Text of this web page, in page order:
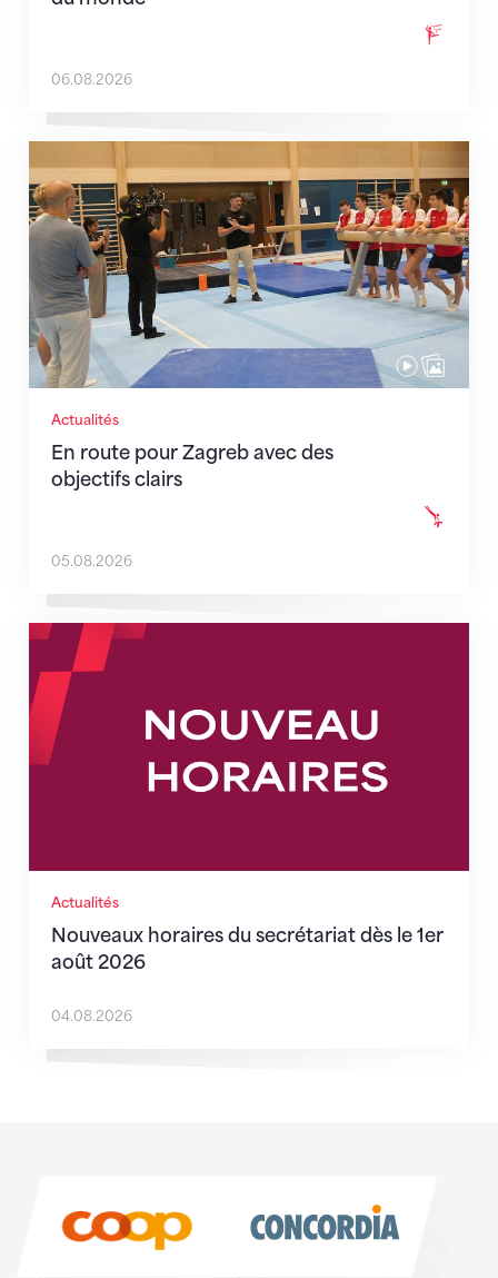
06.08.2026
Actualités
En route pour Zagreb avec des
objectifs clairs
En route pour Zagreb avec des objectifs clairs
05.08.2026
Actualités
Nouveaux horaires du secrétariat dès le 1er
août 2026
Nouveaux horaires du secrétariat dès le 1er août
04.08.2026